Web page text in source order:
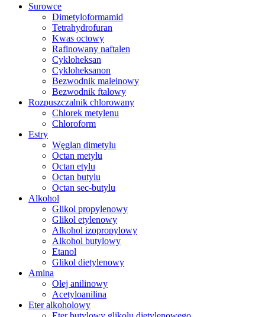
Surowce
Dimetyloformamid
Tetrahydrofuran
Kwas octowy
Rafinowany naftalen
Cykloheksan
Cykloheksanon
Bezwodnik maleinowy
Bezwodnik ftalowy
Rozpuszczalnik chlorowany
Chlorek metylenu
Chloroform
Estry
Węglan dimetylu
Octan metylu
Octan etylu
Octan butylu
Octan sec-butylu
Alkohol
Glikol propylenowy
Glikol etylenowy
Alkohol izopropylowy
Alkohol butylowy
Etanol
Glikol dietylenowy
Amina
Olej anilinowy
Acetyloanilina
Eter alkoholowy